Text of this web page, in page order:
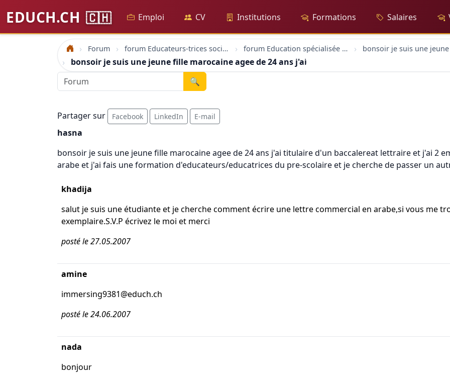
EDUCH.CH 🇨🇭 Emploi CV Institutions Formations Salaires
Accueil Forum forum Educateurs-trices sociaux forum Education spécialisée formation
bonsoir je suis une jeune fille marocaine agee de 24 ans j'ai titulaire d'un baccalereat lettraire
🔍
Partager sur Facebook LinkedIn E-mail
hasna
bonsoir je suis une jeune fille marocaine agee de 24 ans j'ai titulaire d'un baccalereat lettraire et j'ai 2
arabe et j'ai fais une formation d'educateurs/educatrices du pre-scolaire et je cherche de passer un
khadija
salut je suis une étudiante et je cherche comment écrire une lettre commercial en arabe,si vous me
exemplaire.S.V.P écrivez le moi et merci
posté le 27.05.2007
amine
immersing9381@educh.ch
posté le 24.06.2007
nada
bonjour